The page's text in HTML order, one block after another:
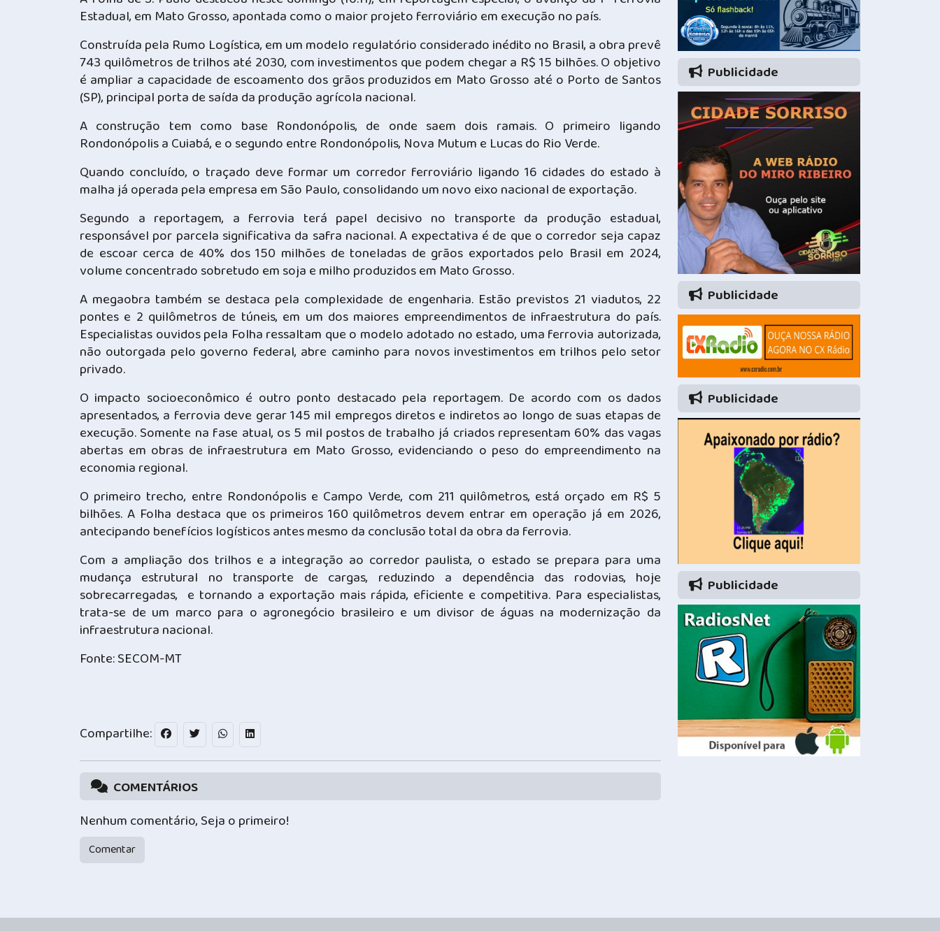
Estadual, em Mato Grosso, apontada como o maior projeto ferroviário em execução no país.
Construída pela Rumo Logística, em um modelo regulatório considerado inédito no Brasil, a obra prevê
743 quilômetros de trilhos até 2030, com investimentos que podem chegar a R$ 15 bilhões. O objetivo
é ampliar a capacidade de escoamento dos grãos produzidos em Mato Grosso até o Porto de Santos
(SP), principal porta de saída da produção agrícola nacional.
A construção tem como base Rondonópolis, de onde saem dois ramais. O primeiro ligando
Rondonópolis a Cuiabá, e o segundo entre Rondonópolis, Nova Mutum e Lucas do Rio Verde.
Quando concluído, o traçado deve formar um corredor ferroviário ligando 16 cidades do estado à
malha já operada pela empresa em São Paulo, consolidando um novo eixo nacional de exportação.
Segundo a reportagem, a ferrovia terá papel decisivo no transporte da produção estadual,
responsável por parcela significativa da safra nacional. A expectativa é de que o corredor seja capaz
de escoar cerca de 40% dos 150 milhões de toneladas de grãos exportados pelo Brasil em 2024,
volume concentrado sobretudo em soja e milho produzidos em Mato Grosso.
A megaobra também se destaca pela complexidade de engenharia. Estão previstos 21 viadutos, 22
pontes e 2 quilômetros de túneis, em um dos maiores empreendimentos de infraestrutura do país.
Especialistas ouvidos pela Folha ressaltam que o modelo adotado no estado, uma ferrovia autorizada,
não outorgada pelo governo federal, abre caminho para novos investimentos em trilhos pelo setor
privado.
O impacto socioeconômico é outro ponto destacado pela reportagem. De acordo com os dados
apresentados, a ferrovia deve gerar 145 mil empregos diretos e indiretos ao longo de suas etapas de
execução. Somente na fase atual, os 5 mil postos de trabalho já criados representam 60% das vagas
abertas em obras de infraestrutura em Mato Grosso, evidenciando o peso do empreendimento na
economia regional.
O primeiro trecho, entre Rondonópolis e Campo Verde, com 211 quilômetros, está orçado em R$ 5
bilhões. A Folha destaca que os primeiros 160 quilômetros devem entrar em operação já em 2026,
antecipando benefícios logísticos antes mesmo da conclusão total da obra da ferrovia.
Com a ampliação dos trilhos e a integração ao corredor paulista, o estado se prepara para uma
mudança estrutural no transporte de cargas, reduzindo a dependência das rodovias, hoje
sobrecarregadas, e tornando a exportação mais rápida, eficiente e competitiva. Para especialistas,
trata-se de um marco para o agronegócio brasileiro e um divisor de águas na modernização da
infraestrutura nacional.
Fonte: SECOM-MT
Compartilhe:
COMENTÁRIOS
Nenhum comentário, Seja o primeiro!
Comentar
Publicidade
Publicidade
Publicidade
Publicidade